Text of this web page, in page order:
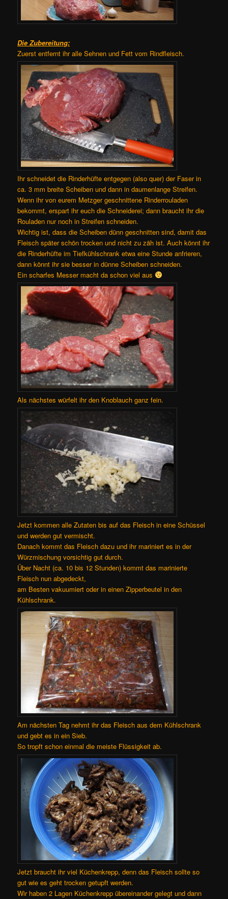
Die Zubereitung:
Zuerst entfernt ihr alle Sehnen und Fett vom Rindfleisch.
Ihr schneidet die Rinderhüfte entgegen (also quer) der Faser in
ca. 3 mm breite Scheiben und dann in daumenlange Streifen.
Wenn ihr von eurem Metzger geschnittene Rinderrouladen
bekommt, erspart ihr euch die Schneiderei; dann braucht ihr die
Rouladen nur noch in Streifen schneiden.
Wichtig ist, dass die Scheiben dünn geschnitten sind, damit das
Fleisch später schön trocken und nicht zu zäh ist. Auch könnt ihr
die Rinderhüfte im Tiefkühlschrank etwa eine Stunde anfrieren,
dann könnt ihr sie besser in dünne Scheiben schneiden.
Ein scharfes Messer macht da schon viel aus
Als nächstes würfelt ihr den Knoblauch ganz fein.
Jetzt kommen alle Zutaten bis auf das Fleisch in eine Schüssel
und werden gut vermischt.
Danach kommt das Fleisch dazu und ihr mariniert es in der
Würzmischung vorsichtig gut durch.
Über Nacht (ca. 10 bis 12 Stunden) kommt das marinierte
Fleisch nun abgedeckt,
am Besten vakuumiert oder in einen Zipperbeutel in den
Kühlschrank.
Am nächsten Tag nehmt ihr das Fleisch aus dem Kühlschrank
und gebt es in ein Sieb.
So tropft schon einmal die meiste Flüssigkeit ab.
Jetzt braucht ihr viel Küchenkrepp, denn das Fleisch sollte so
gut wie es geht trocken getupft werden.
Wir haben 2 Lagen Küchenkrepp übereinander gelegt und dann